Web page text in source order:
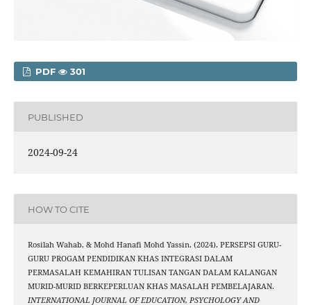
PDF 301
PUBLISHED
2024-09-24
HOW TO CITE
Rosilah Wahab, & Mohd Hanafi Mohd Yassin. (2024). PERSEPSI GURU-
GURU PROGAM PENDIDIKAN KHAS INTEGRASI DALAM
PERMASALAH KEMAHIRAN TULISAN TANGAN DALAM KALANGAN
MURID-MURID BERKEPERLUAN KHAS MASALAH PEMBELAJARAN.
INTERNATIONAL JOURNAL OF EDUCATION, PSYCHOLOGY AND